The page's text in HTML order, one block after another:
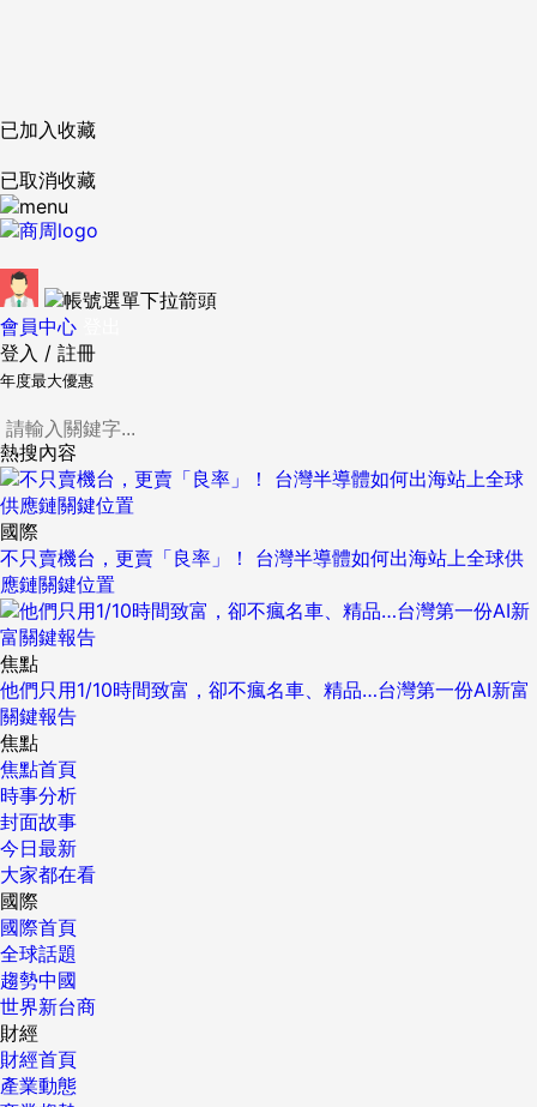
已加入收藏
已取消收藏
會員中心
登入 / 註冊
年度最大優惠
熱搜內容
國際
不只賣機台，更賣「良率」！ 台灣半導體如何出海站上全球供
應鏈關鍵位置
焦點
他們只用1/10時間致富，卻不瘋名車、精品…台灣第一份AI新富
關鍵報告
焦點
焦點首頁
時事分析
封面故事
今日最新
大家都在看
國際
國際首頁
全球話題
趨勢中國
世界新台商
財經
財經首頁
產業動態